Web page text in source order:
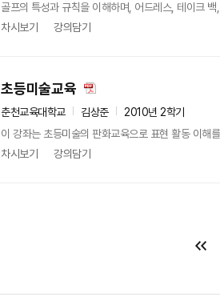
골프의 특성과 규칙을 이해하며, 어드레스, 테이크
차시보기
강의담기
초등미술교육
춘천교육대학교 김상준
2010년 2학기
이 강좌는 초등미술의 판화교육으로 표현 활동 이해
차시보기
강의담기